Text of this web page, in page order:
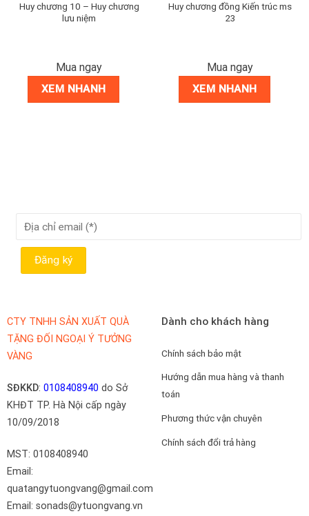
Huy chương 10 – Huy chương
lưu niệm
Mua ngay
XEM NHANH
Huy chương đồng Kiến trúc ms
23
Mua ngay
XEM NHANH
CTY TNHH SẢN XUẤT QUÀ
TẶNG ĐỐI NGOẠI Ý TƯỞNG
VÀNG
SĐKKD: 0108408940 do Sở
KHĐT TP. Hà Nội cấp ngày
10/09/2018
MST: 0108408940
Email:
quatangytuongvang@gmail.com
Email: sonads@ytuongvang.vn
Dành cho khách hàng
Chính sách bảo mật
Hướng dẫn mua hàng và thanh
toán
Phương thức vận chuyên
Chính sách đổi trả hàng